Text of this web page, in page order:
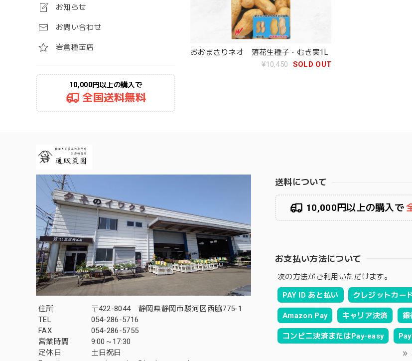
お知らせ
お問い合わせ
岩倉種苗店
10,000円以上の購入で
全国送料無料
おおまさりネオ 落花生種子・むき実1L
¥10,450
SOLD OUT
住所
〒422-8044 静岡県静岡市駿河区西脇775-1
TEL
054-286-5716
FAX
054-286-5755
営業時間
9:00～17:30
定休日
土日祝日
送料について
10,000円以上の購入で
お支払い方法について
次の方法がご利用いただけます。
PAY ID あと払い クレジットカー
Amazon Pay キャリア決済 銀
コンビニ決済またはPay-easy